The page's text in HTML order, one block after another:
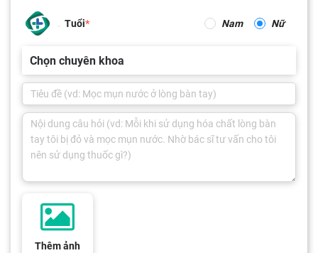
Tuổi Nam Nữ
Chọn chuyên khoa
Thêm ảnh